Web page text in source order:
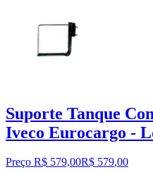
Suporte Tanque
Iveco Eurocargo -
Preço R$ 579,00R$ 579,00